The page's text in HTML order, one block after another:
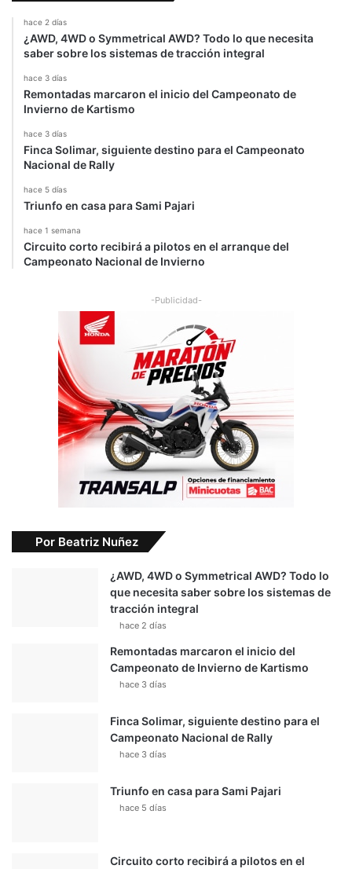
hace 2 días
¿AWD, 4WD o Symmetrical AWD? Todo lo que necesita
saber sobre los sistemas de tracción integral
hace 3 días
Remontadas marcaron el inicio del Campeonato de
Invierno de Kartismo
hace 3 días
Finca Solimar, siguiente destino para el Campeonato
Nacional de Rally
hace 5 días
Triunfo en casa para Sami Pajari
hace 1 semana
Circuito corto recibirá a pilotos en el arranque del
Campeonato Nacional de Invierno
-Publicidad-
Por Beatriz Nuñez
¿AWD, 4WD o Symmetrical AWD? Todo lo
que necesita saber sobre los sistemas de
tracción integral
hace 2 días
Remontadas marcaron el inicio del
Campeonato de Invierno de Kartismo
hace 3 días
Finca Solimar, siguiente destino para el
Campeonato Nacional de Rally
hace 3 días
Triunfo en casa para Sami Pajari
hace 5 días
Circuito corto recibirá a pilotos en el